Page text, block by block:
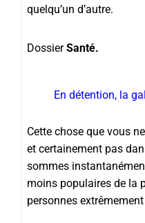
quelqu’un d’autre.
DossierSanté.
En détention, la
Cette chose que vous
et certainement pas
sommes
moins populaires de la
personnes